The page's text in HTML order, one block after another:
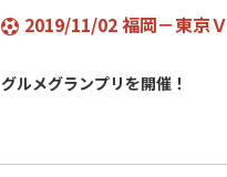
2019/11/02 福岡－東京Ｖ
グルメグランプリを開催！